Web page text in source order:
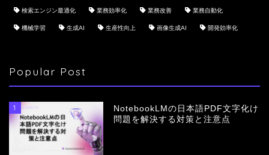
検索エンジン最適化 業務効率化 業務改善 業務自動化
機械学習 生成AI 生産性向上 画像生成AI 開発効率化
Popular Post
1
NotebookLMの日本語PDF文字化け
問題を解決する対策と注意点